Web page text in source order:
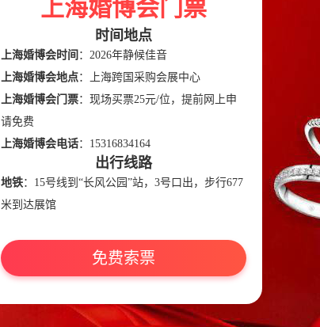
上海婚博会门票
时间地点
上海婚博会时间 ：2026年静候佳音
上海婚博会地点：上海跨国采购会展中心
上海婚博会门票：现场买票25元/位，提前网上申
请免费
上海婚博会电话：15316834164
出行线路
地铁：15号线到“长风公园”站，3号口出，步行677
米到达展馆
免费索票